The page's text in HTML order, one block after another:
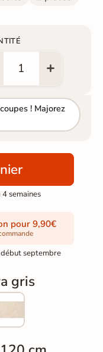
! Majorez
semaines
pour 9,90€
septembre
gris